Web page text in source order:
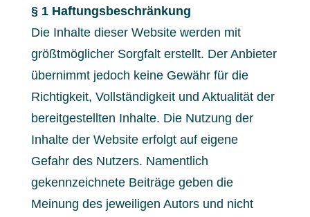
§ 1 Haftungsbeschränkung
Die Inhalte dieser Website werden mit
größtmöglicher Sorgfalt erstellt. Der Anbieter
übernimmt jedoch keine Gewähr für die
Richtigkeit, Vollständigkeit und Aktualität der
bereitgestellten Inhalte. Die Nutzung der
Inhalte der Website erfolgt auf eigene
Gefahr des Nutzers. Namentlich
gekennzeichnete Beiträge geben die
Meinung des jeweiligen Autors und nicht